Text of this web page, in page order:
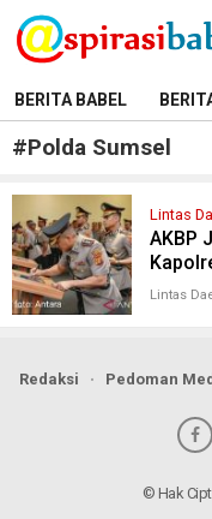
BERITA BABEL
#Polda Sumsel
Lintas
AKBP
Lintas
Redaksi Pedoman
© Hak